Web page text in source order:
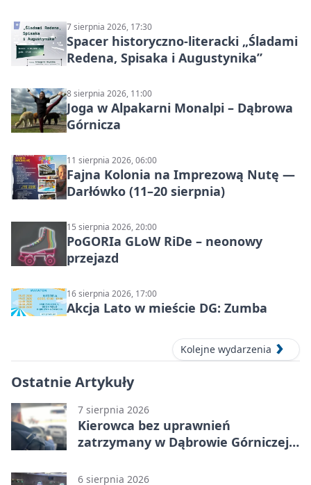
7 sierpnia 2026, 17:30
Spacer historyczno-literacki „Śladami
Redena, Spisaka i Augustynika”
8 sierpnia 2026, 11:00
Joga w Alpakarni Monalpi – Dąbrowa
Górnicza
11 sierpnia 2026, 06:00
Fajna Kolonia na Imprezową Nutę —
Darłówko (11–20 sierpnia)
15 sierpnia 2026, 20:00
PoGORIa GLoW RiDe – neonowy
przejazd
16 sierpnia 2026, 17:00
Akcja Lato w mieście DG: Zumba
Kolejne wydarzenia
Ostatnie Artykuły
7 sierpnia 2026
Kierowca bez uprawnień
zatrzymany w Dąbrowie Górniczej.
6 sierpnia 2026